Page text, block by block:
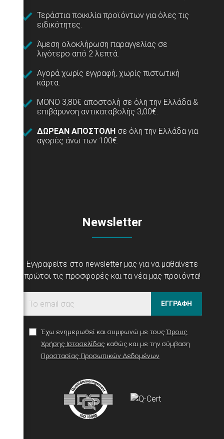
Τεράστια ποικιλία προϊόντων για όλες τις
ειδικότητες.
Άμεση ολοκλήρωση παραγγελίας σε
λιγότερο από 2 λεπτά.
Αγορά χωρίς εγγραφή, χωρίς πιστωτική
κάρτα.
ΜΟΝΟ 3,80€ αποστολή σε όλη την Ελλάδα &
επιβάρυνση αντικαταβολής 3,00€.
ΔΩΡΕΑΝ ΑΠΟΣΤΟΛΗ σε όλη την Ελλάδα για
αγορές άνω των 100€.
Newsletter
Εγγραφείτε στο newsletter μας για να μαθαίνετε
πρώτοι τις προσφορές και τα νέα μας προϊόντα!
ΕΓΓΡΑΦΗ
Έχω ενημερωθεί και συμφωνώ με τους Όρους
Χρήσης Ιστοσελίδας καθώς και με την σύμβαση
Προστασίας Προσωπικών Δεδομένων